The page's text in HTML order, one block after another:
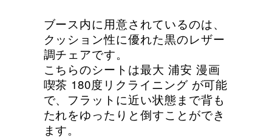
ブース内に用意されているのは、
クッション性に優れた黒のレザー
調チェアです。
こちらのシートは最大 浦安 漫画
喫茶 180度リクライニング が可能
で、フラットに近い状態まで背も
たれをゆったりと倒すことができ
ます。